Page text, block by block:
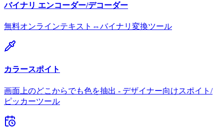
バイナリ エンコーダー/デコーダー
無料オンラインテキスト⇔バイナリ変換ツール
カラースポイト
画面上のどこからでも色を抽出 - デザイナー向けスポイト/
ピッカーツール